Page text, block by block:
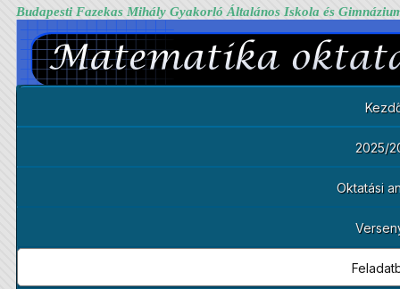
Budapesti Fazekas Mihály Gyakorló Általános Iskola és
2025/
Oktatási